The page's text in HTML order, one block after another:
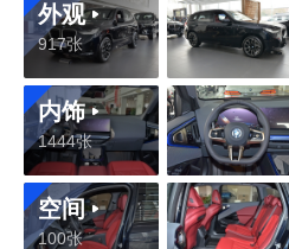
外观
917张
内饰
1444张
空间
100张